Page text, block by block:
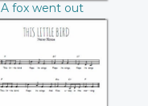
A fox went out
This little bird